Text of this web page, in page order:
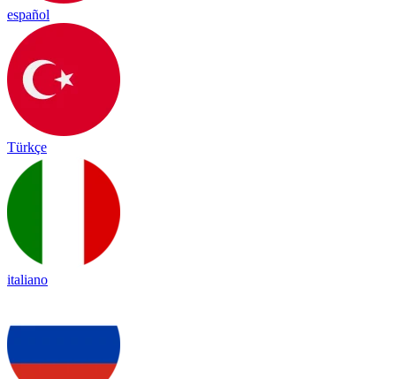
español
Türkçe
italiano